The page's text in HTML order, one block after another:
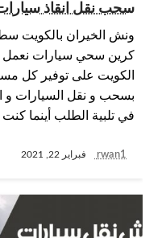
سحب نقل انقاذ
ونش الخيران بالكويت
كرين سحي سيارات نعمل
الكويت على توفير كل
بسحب و نقل السيارات و
في تلبية الطلب أينما
rwan1 فبراير 22, 2021